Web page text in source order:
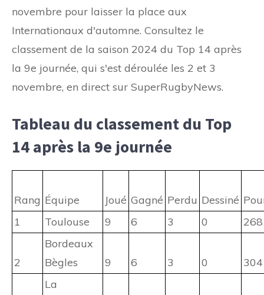
novembre pour laisser la place aux
Internationaux d'automne. Consultez le
classement de la saison 2024 du Top 14 après
la 9e journée, qui s'est déroulée les 2 et 3
novembre, en direct sur SuperRugbyNews.
Tableau du classement du Top
14 après la 9e journée
Rang Équipe Joué Gagné Perdu Dessiné
1
Toulouse 9 6 3 0 268
2
Bordeaux
Bègles
9 6 3 0 304
La